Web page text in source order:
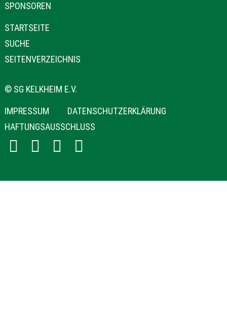
SPONSOREN
NAVIGATION
ÜBERSPRINGEN
STARTSEITE
SUCHE
SEITENVERZEICHNIS
© SG KELKHEIM E.V.
NAVIGATION
ÜBERSPRINGEN
IMPRESSUM
DATENSCHUTZERKLÄRUNG
HAFTUNGSAUSSCHLUSS